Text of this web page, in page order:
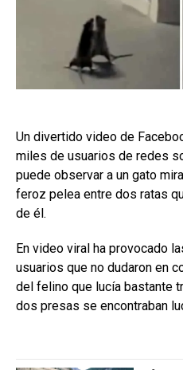
Un divertido video de
miles de usuarios de redes
puede observar a un gato
feroz pelea entre dos ratas
de él.
En video viral ha provocado
usuarios que no dudaron en
del felino que lucía bastante
dos presas se encontraban